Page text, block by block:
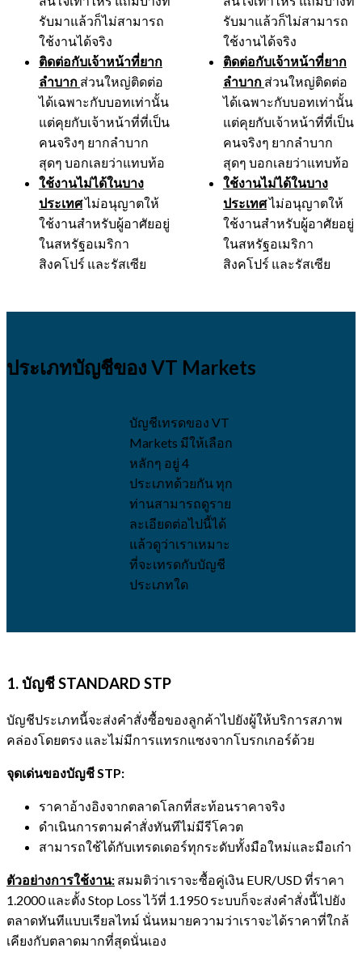
รับมาแล้วก็ไม่สามารถ
ใช้งานได้จริง
ติดต่อกับเจ้าหน้าที่ยาก
ลำบาก ส่วนใหญ่ติดต่อ
ได้เฉพาะกับบอทเท่านั้น
แต่คุยกับเจ้าหน้าที่ที่เป็น
คนจริงๆ ยากลำบาก
สุดๆ บอกเลยว่าแทบท้อ
ใช้งานไม่ได้ในบาง
ประเทศไม่อนุญาตให้
ใช้งานสำหรับผู้อาศัยอยู่
ในสหรัฐอเมริกา
สิงคโปร์ และรัสเซีย
รับมาแล้วก็ไม่สามารถ
ใช้งานได้จริง
ติดต่อกับเจ้าหน้าที่ยาก
ลำบาก ส่วนใหญ่ติดต่อ
ได้เฉพาะกับบอทเท่านั้น
แต่คุยกับเจ้าหน้าที่ที่เป็น
คนจริงๆ ยากลำบาก
สุดๆ บอกเลยว่าแทบท้อ
ใช้งานไม่ได้ในบาง
ประเทศไม่อนุญาตให้
ใช้งานสำหรับผู้อาศัยอยู่
ในสหรัฐอเมริกา
สิงคโปร์ และรัสเซีย
ประเภทบัญชีของ VT Markets
บัญชีเทรดของ VT
Markets มีให้เลือก
หลักๆ อยู่ 4
ประเภทด้วยกัน ทุก
ท่านสามารถดูราย
ละเอียดต่อไปนี้ได้
แล้วดูว่าเราเหมาะ
ที่จะเทรดกับบัญชี
ประเภทใด
1. บัญชีSTANDARD STP
บัญชีประเภทนี้จะส่งคำสั่งซื้อของลูกค้าไปยังผู้ให้บริการสภาพ
คล่องโดยตรง และไม่มีการแทรกแซงจากโบรกเกอร์ด้วย
จุดเด่นของบัญชีSTP:
ราคาอ้างอิงจากตลาดโลกที่สะท้อนราคาจริง
ดำเนินการตามคำสั่งทันทีไม่มีรีโควต
สามารถใช้ได้กับเทรดเดอร์ทุกระดับทั้งมือใหม่และมือเก๋า
ตัวอย่างการใช้งาน: สมมติว่าเราจะซื้อคู่เงิน EUR/USD ที่ราคา
1.2000 และตั้ง Stop Loss ไว้ที่ 1.1950 ระบบก็จะส่งคำสั่งนี้ไปยัง
ตลาดทันทีแบบเรียลไทม์ นั่นหมายความว่าเราจะได้ราคาที่ใกล้
เคียงกับตลาดมากที่สุดนั่นเอง